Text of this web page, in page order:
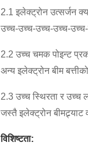
2.1 इलेक्ट्रोन उत्सर्जन
उच्च-उच्च-उच्च-उच्च-
2.2 उच्च चमक पोइन्ट
अन्य इलेक्ट्रोन बीम
2.3 उच्च स्थिरता र उच्च
जस्तै इलेक्ट्रोन बीमट्र्याट
विशिष्टता: